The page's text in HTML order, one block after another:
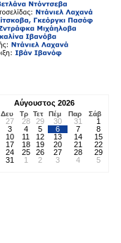
Αύγουστος 2026
Δευ Τρ Τετ Πέμ Παρ Σάβ
27 28 29 30 31
1
3 4 5 6 7
8
10 11 12 13 14
15
17 18 19 20 21
22
24 25 26 27 28
29
31 1 2 3 4 5